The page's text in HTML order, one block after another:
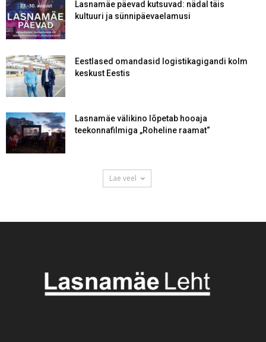
Lasnamäe päevad kutsuvad: nädal täis
kultuuri ja sünnipäevaelamusi
Eestlased omandasid logistikagigandi kolm
keskust Eestis
Lasnamäe välikino lõpetab hooaja
teekonnafilmiga „Roheline raamat“
Lae veel